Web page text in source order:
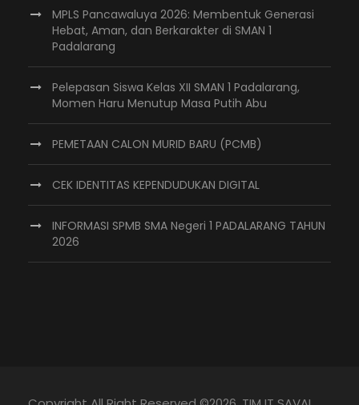
MPLS Pancawaluya 2026: Membentuk Generasi
Hebat, Aman, dan Berkarakter di SMAN 1
Padalarang
Pelepasan Siswa Kelas XII SMAN 1 Padalarang,
Momen Haru Menutup Masa Putih Abu
PEMETAAN CALON MURID BARU (PCMB)
CEK IDENTITAS KEPENDUDUKAN DIGITAL
INFORMASI SPMB SMA Negeri 1 PADALARANG TAHUN
2026